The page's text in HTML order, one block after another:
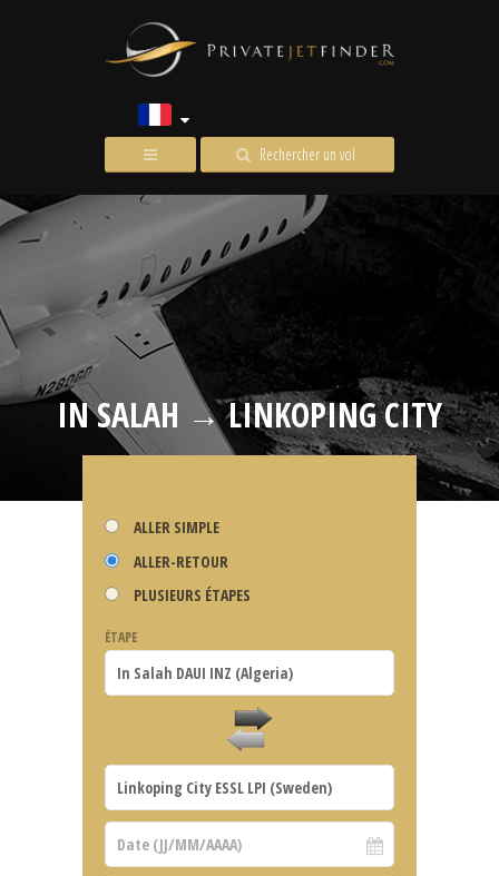
Rechercher un vol
IN SALAH → LINKOPING CITY
ALLER SIMPLE
ALLER-RETOUR
PLUSIEURS ÉTAPES
ÉTAPE